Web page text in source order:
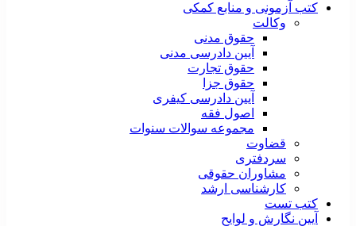
کتب آزمونی و منابع کمکی
وکالت
حقوق مدنی
آیین دادرسی مدنی
حقوق تجارت
حقوق جزا
آیین دادرسی کیفری
اصول فقه
مجموعه سوالات سنوات
قضاوت
سردفتری
مشاوران حقوقی
کارشناسی ارشد
کتب تست
آیین نگارش و لوایح